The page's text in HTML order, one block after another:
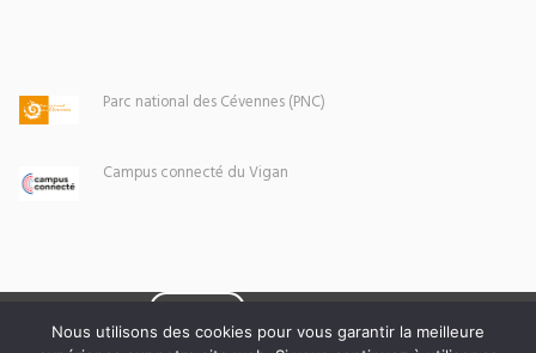
Parc national des Cévennes (PNC)
Campus connecté du Vigan
Nous utilisons des cookies pour vous garantir la meilleure